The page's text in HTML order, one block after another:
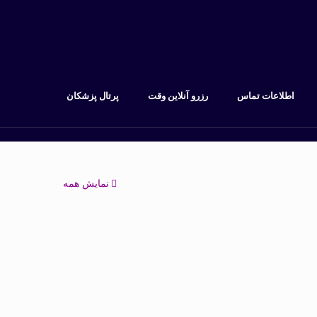
اطلاعات تماس رزرو آنلاین وقت پرتال پزشکان
نمایش همه